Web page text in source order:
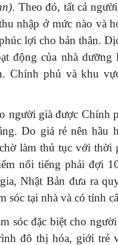
. Theo đó, tất cả
nhập ở mức nào và
lợi cho bản thân.
động của nhà
Chính phủ và khu
người già được Chính
Do giá rẻ nên hầu
làm thủ tục với thời
nổi tiếng phải đợi
Nhật Bản đưa ra
sóc tại nhà và có tính
sóc đặc biệt cho
đô thị hóa, giới trẻ